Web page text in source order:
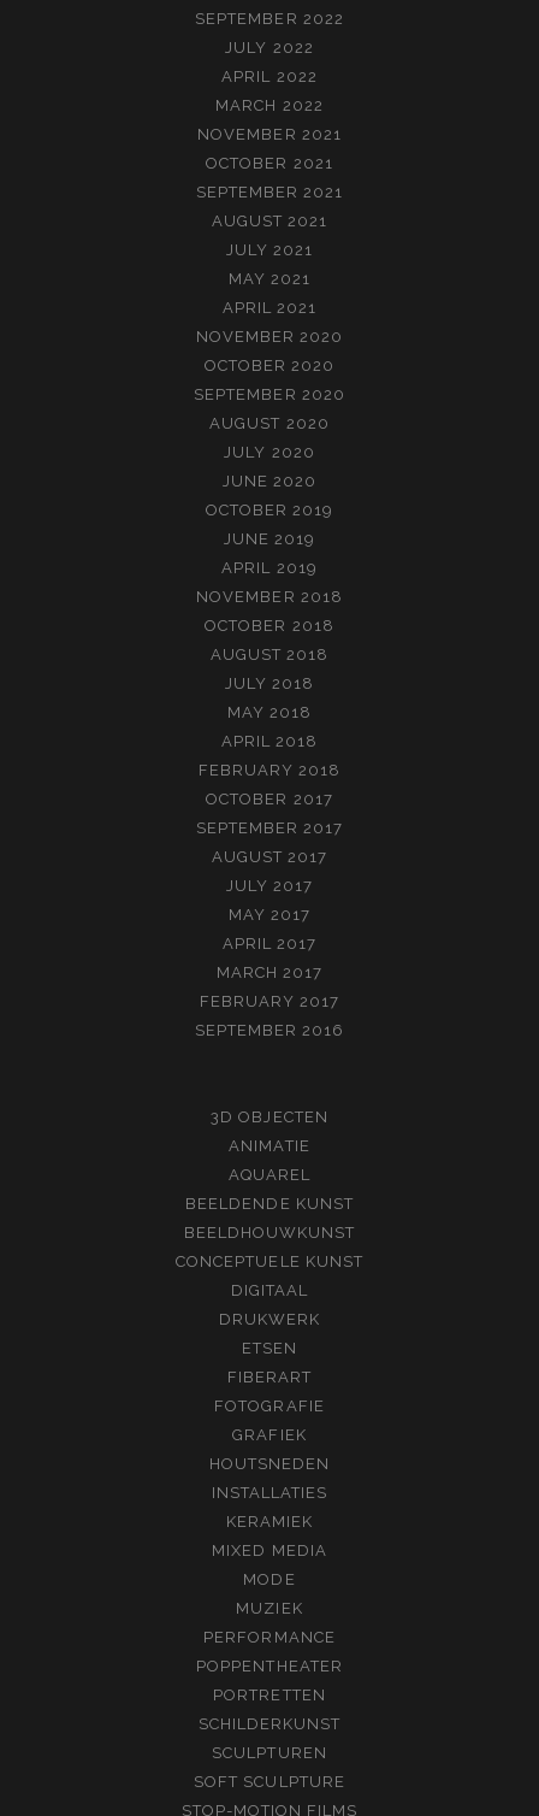
SEPTEMBER 2022
JULY 2022
APRIL 2022
MARCH 2022
NOVEMBER 2021
OCTOBER 2021
SEPTEMBER 2021
AUGUST 2021
JULY 2021
MAY 2021
APRIL 2021
NOVEMBER 2020
OCTOBER 2020
SEPTEMBER 2020
AUGUST 2020
JULY 2020
JUNE 2020
OCTOBER 2019
JUNE 2019
APRIL 2019
NOVEMBER 2018
OCTOBER 2018
AUGUST 2018
JULY 2018
MAY 2018
APRIL 2018
FEBRUARY 2018
OCTOBER 2017
SEPTEMBER 2017
AUGUST 2017
JULY 2017
MAY 2017
APRIL 2017
MARCH 2017
FEBRUARY 2017
SEPTEMBER 2016
3D OBJECTEN
ANIMATIE
AQUAREL
BEELDENDE KUNST
BEELDHOUWKUNST
CONCEPTUELE KUNST
DIGITAAL
DRUKWERK
ETSEN
FIBERART
FOTOGRAFIE
GRAFIEK
HOUTSNEDEN
INSTALLATIES
KERAMIEK
MIXED MEDIA
MODE
MUZIEK
PERFORMANCE
POPPENTHEATER
PORTRETTEN
SCHILDERKUNST
SCULPTUREN
SOFT SCULPTURE
STOP-MOTION FILMS